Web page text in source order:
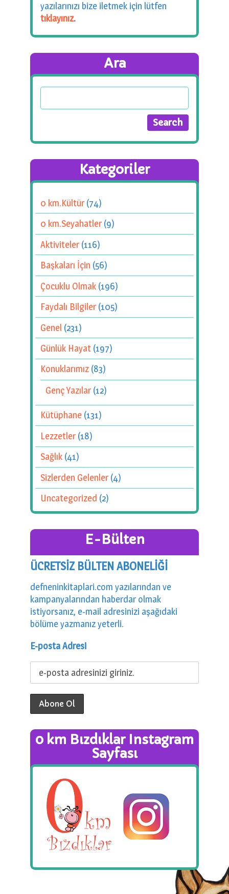
yazılarınızı bize iletmek için lütfen
tıklayınız.
Ara
Kategoriler
0 km.Kültür(74)
0 km.Seyahatler(9)
Aktiviteler(116)
Başkaları İçin (56)
Çocuklu Olmak (196)
Faydalı Bilgiler(105)
Genel (231)
Günlük Hayat (197)
Konuklarımız (83)
Genç Yazılar(12)
Kütüphane (131)
Lezzetler(18)
Sağlık (41)
Sizlerden Gelenler(4)
Uncategorized (2)
E-Bülten
ÜCRETSİZ BÜLTEN ABONELİĞİ
defneninkitaplari.com yazılarından ve
kampanyalarından haberdar olmak
istiyorsanız, e-mail adresinizi aşağıdaki
bölüme yazmanız yeterli.
E-posta Adresi
0 km Bızdıklar Instagram
Sayfası